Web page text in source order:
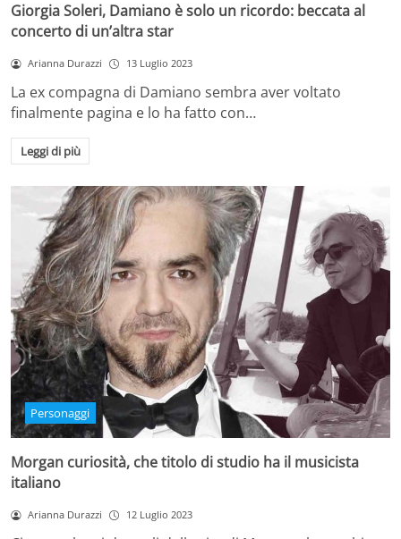
Giorgia Soleri, Damiano è solo un ricordo: beccata al
concerto di un’altra star
Arianna Durazzi 13 Luglio 2023
La ex compagna di Damiano sembra aver voltato
finalmente pagina e lo ha fatto con…
Leggi di più
Personaggi
Morgan curiosità, che titolo di studio ha il musicista
italiano
Arianna Durazzi 12 Luglio 2023